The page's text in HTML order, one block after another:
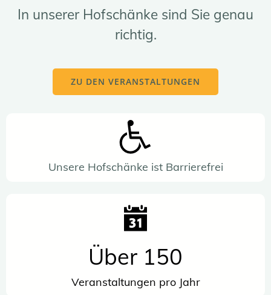
In unserer Hofschänke sind Sie genau
richtig.
ZU DEN VERANSTALTUNGEN
Unsere Hofschänke ist Barrierefrei
Über 150
Veranstaltungen pro Jahr